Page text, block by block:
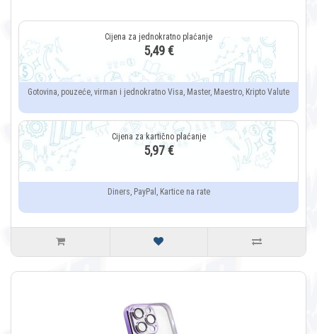
5,49 €
Gotovina, pouzeće, virman i jednokratno Visa, Master, Maestro, Kripto Valute
5,97 €
Diners, PayPal, Kartice na rate